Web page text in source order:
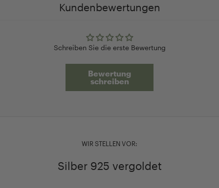
Kundenbewertungen
Schreiben Sie die erste Bewertung
Bewertung
schreiben
WIR STELLEN VOR:
Silber 925 vergoldet